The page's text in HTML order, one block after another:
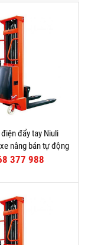
đẩy tay Niuli
nâng bán tự động
377 988